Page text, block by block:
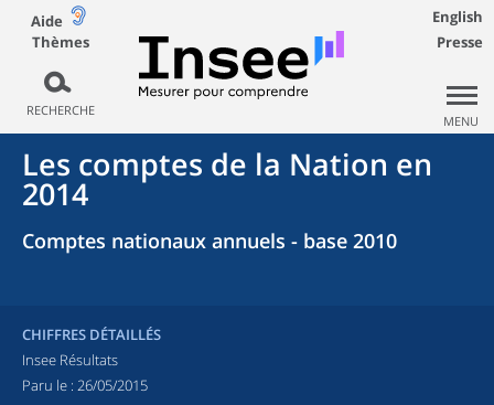
Aide
Thèmes
RECHERCHE
English
Presse
MENU
Les comptes de la Nation en
2014
Comptes nationaux annuels - base 2010
CHIFFRES DÉTAILLÉS
Insee Résultats
Paru le : 26/05/2015